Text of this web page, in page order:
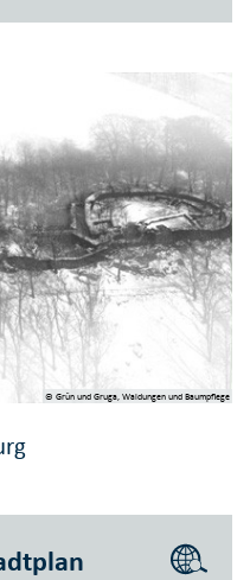
© Grün und Gruga, Waldungen und Baumpflege